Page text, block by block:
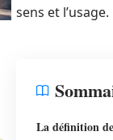
sens et l’usage.
La définition